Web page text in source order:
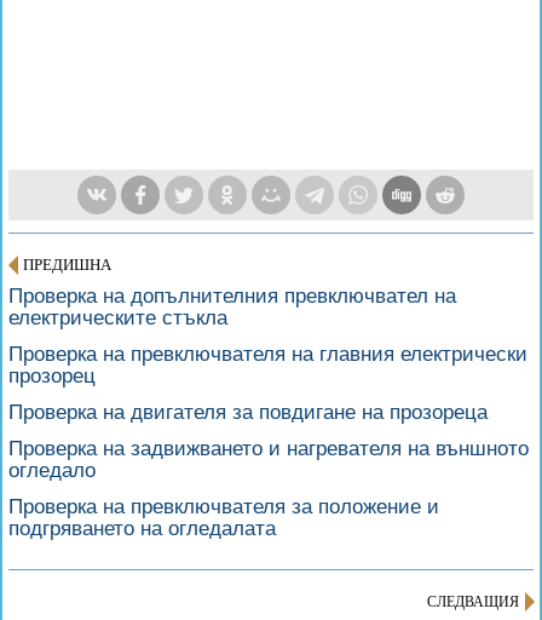
ПРЕДИШНА
Проверка на допълнителния превключвател на
електрическите стъкла
Проверка на превключвателя на главния електрически
прозорец
Проверка на двигателя за повдигане на прозореца
Проверка на задвижването и нагревателя на външното
огледало
Проверка на превключвателя за положение и
подгряването на огледалата
СЛЕДВАЩИЯ